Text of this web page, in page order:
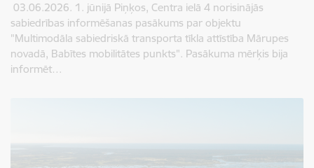
03.06.2026. 1. jūnijā Piņķos, Centra ielā 4 norisinājās
sabiedrības informēšanas pasākums par objektu
"Multimodāla sabiedriskā transporta tīkla attīstība Mārupes
novadā, Babītes mobilitātes punkts". Pasākuma mērķis bija
informēt…